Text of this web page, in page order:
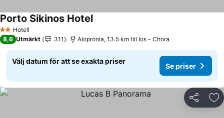
2 Stjärnor
Hotell
Porto Sikinos HotelSe priser
8,6 Utmärkt 311 Alopronia, 13.5 km till Ios - Chora
Välj datum för att se exakta priser
Se priser
Dela